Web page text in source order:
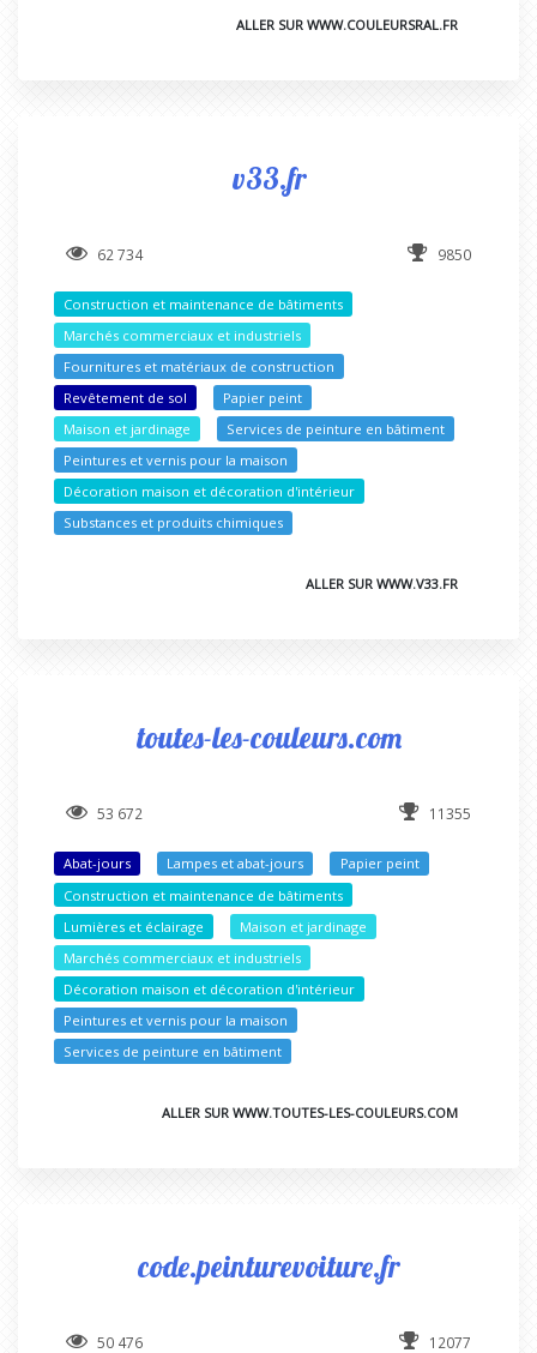
ALLER SUR WWW.COULEURSRAL.FR
v33.fr
62 734 9850
Construction et maintenance de bâtiments
Marchés commerciaux et industriels
Fournitures et matériaux de construction
Revêtement de sol
Papier peint
Maison et jardinage
Services de peinture en bâtiment
Peintures et vernis pour la maison
Décoration maison et décoration d'intérieur
Substances et produits chimiques
ALLER SUR WWW.V33.FR
toutes-les-couleurs.com
53 672 11355
Abat-jours Lampes et abat-jours
Papier peint
Construction et maintenance de bâtiments
Lumières et éclairage
Maison et jardinage
Marchés commerciaux et industriels
Décoration maison et décoration d'intérieur
Peintures et vernis pour la maison
Services de peinture en bâtiment
ALLER SUR WWW.TOUTES-LES-COULEURS.COM
code.peinturevoiture.fr
50 476 12077